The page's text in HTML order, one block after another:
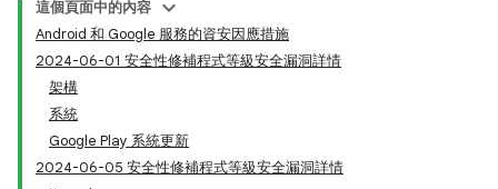
這個頁面中的內容
Android 和 Google 服務的資安因應措施
2024-06-01 安全性修補程式等級安全漏洞詳情
架構
系統
Google Play 系統更新
2024-06-05 安全性修補程式等級安全漏洞詳情